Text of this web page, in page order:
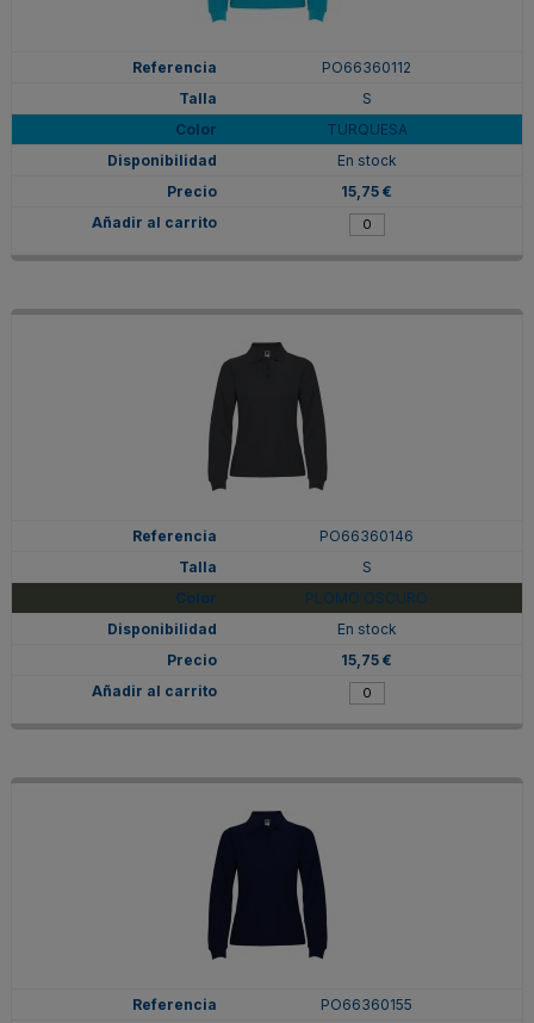
PO66360112
S
TURQUESA
En stock
15,75 €
PO66360146
S
PLOMO OSCURO
En stock
15,75 €
PO66360155